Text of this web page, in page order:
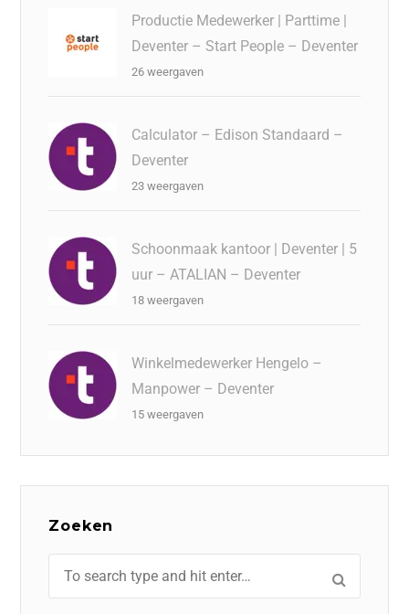
Productie Medewerker | Parttime |
Deventer – Start People – Deventer
26 weergaven
Calculator – Edison Standaard –
Deventer
23 weergaven
Schoonmaak kantoor | Deventer | 5
uur – ATALIAN – Deventer
18 weergaven
Winkelmedewerker Hengelo –
Manpower – Deventer
15 weergaven
Zoeken